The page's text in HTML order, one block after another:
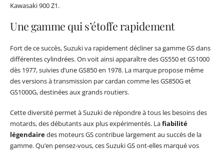
Kawasaki 900 Z1.
Une gamme qui s’étoffe rapidement
Fort de ce succès, Suzuki va rapidement décliner sa gamme GS dans
différentes cylindrées. On voit ainsi apparaître des GS550 et GS1000
dès 1977, suivies d’une GS850 en 1978. La marque propose même
des versions à transmission par cardan comme les GS850G et
GS1000G, destinées aux grands routiers.
Cette diversité permet à Suzuki de répondre à tous les besoins des
motards, des débutants aux plus expérimentés. Lafiabilité
légendairedes moteurs GS contribue largement au succès de la
gamme. Qu’en pensez-vous, ces Suzuki GS ont-elles marqué vos